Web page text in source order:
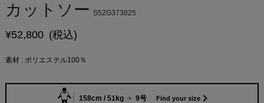
カットソー S52G373825
¥52,800 (税込)
素材 : ポリエステル100％
158cm / 51kg 9号 Find your size